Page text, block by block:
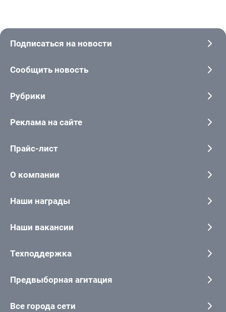
Подписаться на новости
Сообщить новость
Рубрики
Реклама на сайте
Прайс-лист
О компании
Наши награды
Наши вакансии
Техподдержка
Предвыборная агитация
Все города сети